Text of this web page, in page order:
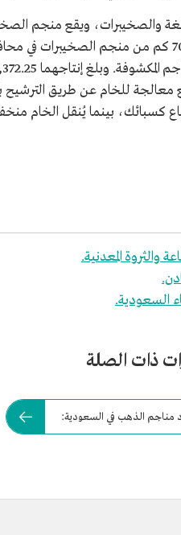
والصخيبرات، ويقع منجم
على بعد 70 كم من منجم الصخيبرات في
للخام عن طريق الترشيح
كسبائك، بينما يُنقل الخام
والثروة المعدنية.
السعودية.
ذات الصلة
مناجم الذهب في السعودية: